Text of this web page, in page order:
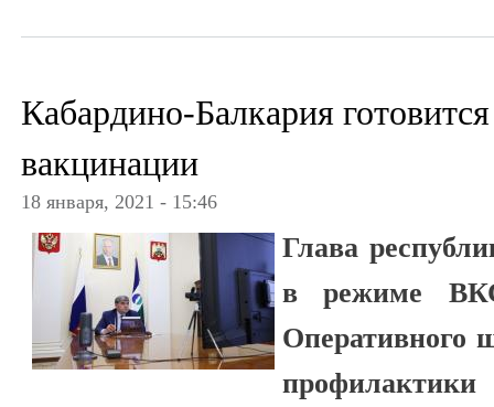
Кабардино-Балкария
вакцинации
18 января, 2021 - 15:46
Глава
в режиме ВКС
Оперативного